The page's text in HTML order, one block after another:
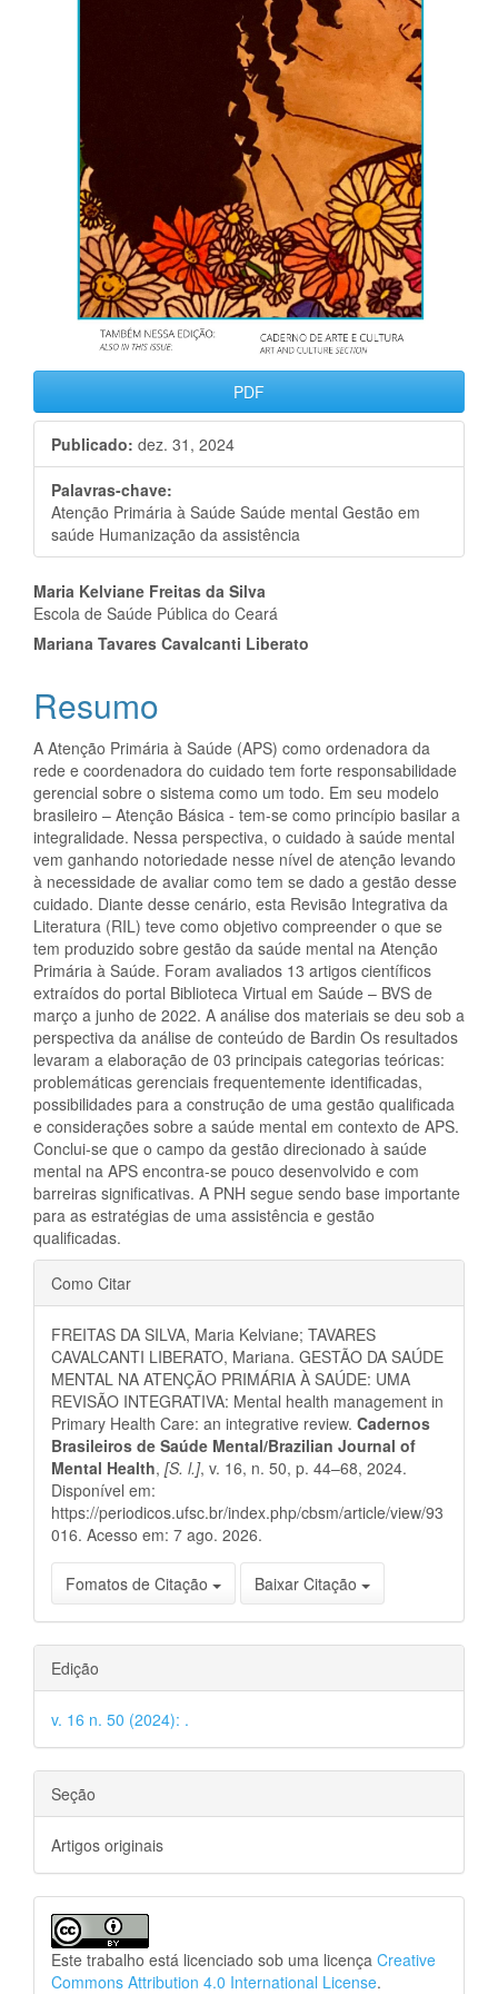
PDF
Publicado: dez. 31, 2024
Palavras-chave:
Atenção Primária à Saúde Saúde mental Gestão em
saúde Humanização da assistência
Conteúdo
do
principal
Maria Kelviane Freitas da Silva
Escola de Saúde Pública do Ceará
Mariana Tavares Cavalcanti Liberato
Resumo
A Atenção Primária à Saúde (APS) como ordenadora da
rede e coordenadora do cuidado tem forte responsabilidade
gerencial sobre o sistema como um todo. Em seu modelo
brasileiro – Atenção Básica - tem-se como princípio basilar a
integralidade. Nessa perspectiva, o cuidado à saúde mental
vem ganhando notoriedade nesse nível de atenção levando
à necessidade de avaliar como tem se dado a gestão desse
cuidado. Diante desse cenário, esta Revisão Integrativa da
Literatura (RIL) teve como objetivo compreender o que se
tem produzido sobre gestão da saúde mental na Atenção
Primária à Saúde. Foram avaliados 13 artigos científicos
extraídos do portal Biblioteca Virtual em Saúde – BVS de
março a junho de 2022. A análise dos materiais se deu sob a
perspectiva da análise de conteúdo de Bardin Os resultados
levaram a elaboração de 03 principais categorias teóricas:
problemáticas gerenciais frequentemente identificadas,
possibilidades para a construção de uma gestão qualificada
e considerações sobre a saúde mental em contexto de APS.
Conclui-se que o campo da gestão direcionado à saúde
mental na APS encontra-se pouco desenvolvido e com
barreiras significativas. A PNH segue sendo base importante
para as estratégias de uma assistência e gestão
qualificadas.
Detalhes
do
artigo
Como Citar
FREITAS DA SILVA, Maria Kelviane; TAVARES
CAVALCANTI LIBERATO, Mariana. GESTÃO DA SAÚDE
MENTAL NA ATENÇÃO PRIMÁRIA À SAÚDE: UMA
REVISÃO INTEGRATIVA: Mental health management in
Primary Health Care: an integrative review. Cadernos
Brasileiros de Saúde Mental/Brazilian Journal of
Mental Health, [S. l.], v. 16, n. 50, p. 44–68, 2024.
Disponível em:
https://periodicos.ufsc.br/index.php/cbsm/article/view/93
016. Acesso em: 7 ago. 2026.
Fomatos de Citação Baixar Citação
Edição
v. 16 n. 50 (2024): .
Seção
Artigos originais
Este trabalho está licenciado sob uma licença Creative
Commons Attribution 4.0 International License.